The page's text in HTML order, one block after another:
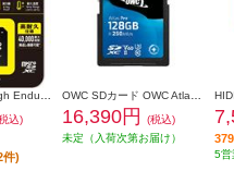
込)
件)
16,390円
(税込)
未定（入荷次第お届け）
5営